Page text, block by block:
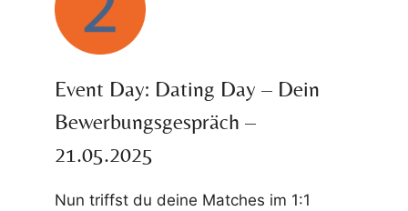
Event Day: Dating Day – Dein
Bewerbungsgespräch –
21.05.2025
Nun triffst du deine Matches im 1:1